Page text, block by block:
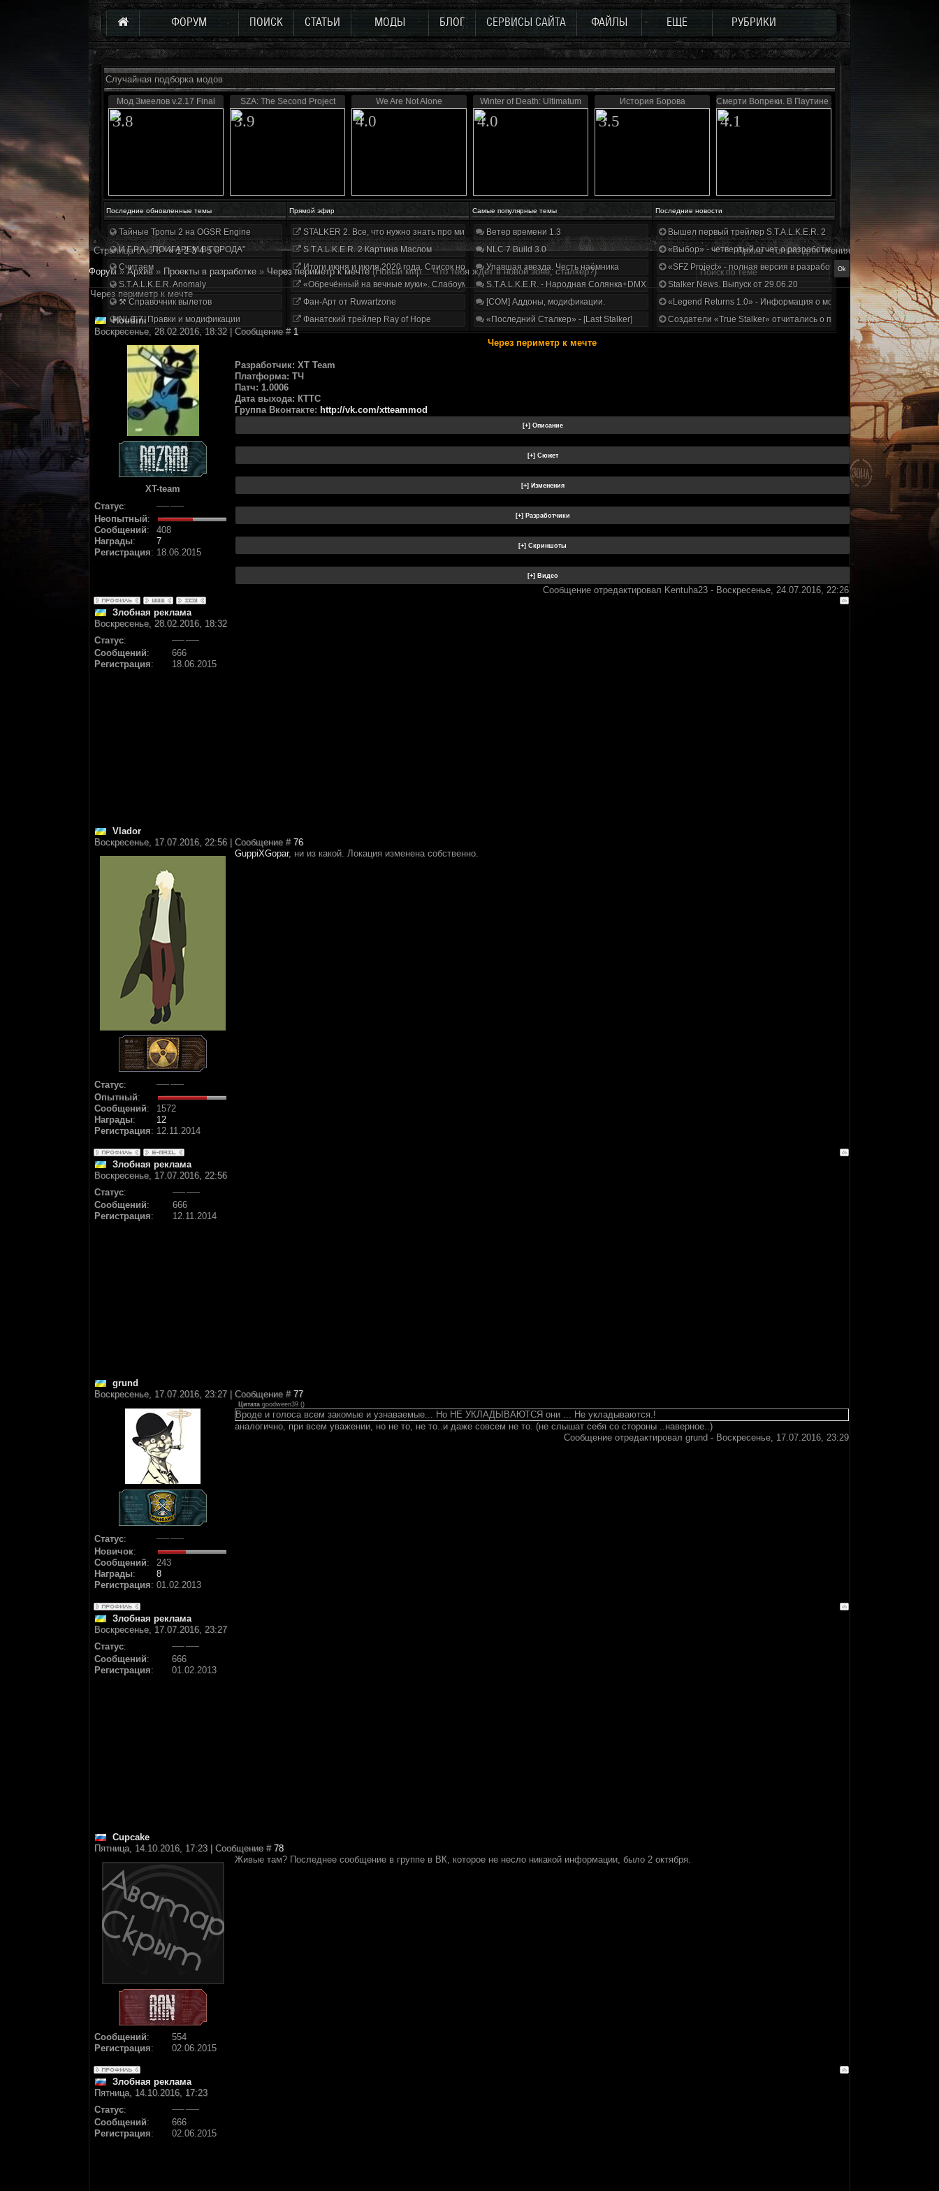
ФОРУМ ПОИСК СТАТЬИ МОДЫ БЛОГ СЕРВИСЫ САЙТА ФАЙЛЫ ЕЩЕ РУБРИКИ
Случайная подборка модов
Мод Змеелов v.2.17 Final
3.8
SZA: The Second Project
3.9
We Are Not Alone
4.0
Winter of Death: Ultimatum
4.0
История Борова
3.5
Смерти Вопреки. В Паутине лжи
4.1
Последние обновленные темы Прямой эфир Самые популярные темы Последние новости
Тайные Тропы 2 на OGSR Engine
И.Г.Р.А. "ПОИГАРЕМ В ГОРОДА"
Считаем
S.T.A.L.K.E.R. Anomaly
⚒ Справочник вылетов
NLC 7. Правки и модификации
STALKER 2. Все, что нужно знать про мир, геймплей и сюжет | Разбор трейлера
S.T.A.L.K.E.R. 2 Картина Маслом
Итоги июня и июля 2020 года. Список нововведений
«Обречённый на вечные муки». Слабоумие и отвага
Фан-Арт от Ruwartzone
Фанатский трейлер Ray of Hope
Ветер времени 1.3
NLC 7 Build 3.0
Упавшая звезда. Честь наёмника
S.T.A.L.K.E.R. - Народная Солянка+DMX 1.3.5.ООП.МА.К.
[COM] Аддоны, модификации.
«Последний Сталкер» - [Last Stalker]
Вышел первый трейлер S.T.A.L.K.E.R. 2
«Выбор» - четвертый отчет о разработке!
«SFZ Project» - полная версия в разработке!
Stalker News. Выпуск от 29.06.20
«Legend Returns 1.0» - Информация о моде за июнь 2020
Создатели «True Stalker» отчитались о проделанной работе
Страница6из6 « 1 2 3 4 5 6
Архив - только для чтения
Форум » Архив » Проекты в разработке » Через периметр к мечте (Новый мир... Что тебя ждёт в новой зоне, сталкер?)
Через периметр к мечте
Houdini
Воскресенье, 28.02.2016, 18:32 | Сообщение #1
XT-team
Статус:
Неопытный:
Сообщений:
408
Награды:
7
Регистрация: 18.06.2015
Через периметр к мечте
Разработчик: XT Team
Платформа: ТЧ
Патч: 1.0006
Дата выхода: КТТС
Группа Вконтакте: http://vk.com/xtteammod
Сообщение отредактировал Kentuha23 - Воскресенье, 24.07.2016, 22:26
Злобная реклама
Воскресенье, 28.02.2016, 18:32
Статус:
Сообщений:
666
Регистрация: 18.06.2015
Vlador
Воскресенье, 17.07.2016, 22:56 | Сообщение # 76
Статус:
Опытный:
Сообщений:
1572
Награды:
12
Регистрация: 12.11.2014
GuppiXGopar, ни из какой. Локация изменена собственно.
Злобная реклама
Воскресенье, 17.07.2016, 22:56
Статус:
Сообщений:
666
Регистрация: 12.11.2014
grund
Воскресенье, 17.07.2016, 23:27 | Сообщение # 77
Статус:
Новичок:
Сообщений:
243
Награды:
8
Регистрация: 01.02.2013
Цитата goodween39 ()
Вроде и голоса всем закомые и узнаваемые... Но НЕ УКЛАДЫВАЮТСЯ они ... Не укладываются.!
аналогично, при всем уважении, но не то, не то..и даже совсем не то. (не слышат себя со стороны ..наверное..)
Сообщение отредактировал grund - Воскресенье, 17.07.2016, 23:29
Злобная реклама
Воскресенье, 17.07.2016, 23:27
Статус:
Сообщений:
666
Регистрация: 01.02.2013
Cupcake
Пятница, 14.10.2016, 17:23 | Сообщение # 78
Сообщений:
554
Регистрация: 02.06.2015
Живые там? Последнее сообщение в группе в ВК, которое не несло никакой информации, было 2 октября.
Злобная реклама
Пятница, 14.10.2016, 17:23
Статус:
Сообщений:
666
Регистрация: 02.06.2015